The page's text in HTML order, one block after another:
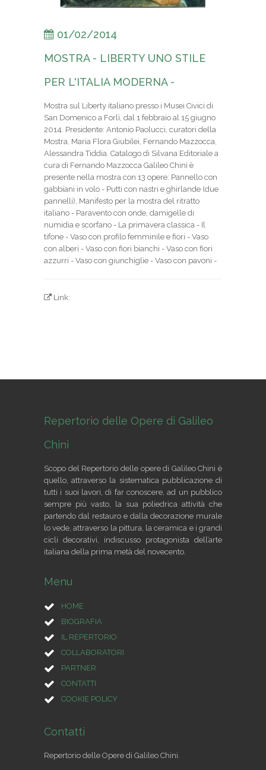
01/02/2014
MOSTRA - LIBERTY UNO STILE
PER L'ITALIA MODERNA -
Mostra sul Liberty italiano presso i Musei Civici di
San Domenico a Forlì, dal 1 febbraio al 15 giugno
2014. Presidente: Antonio Paolucci, curatori della
Mostra, Maria Flora Giubilei, Fernando Mazzocca,
Alessandra Tiddia. Catalogo di Silvana Editoriale a
cura di Fernando Mazzocca Galileo Chini è
presente nella mostra con 13 opere: Pannello con
gabbiani in volo - Putti con nastri e ghirlande (due
pannelli), Manifesto per la mostra del ritratto
italiano - Paravento con onde, damigelle di
numidia e scorfano - La primavera classica - Il
tifone - Vaso con profilo femminile e fiori - Vaso
con alberi - Vaso con fiori bianchi - Vaso con fiori
azzurri - Vaso con giunchiglie - Vaso con pavoni -
Link:
Repertorio delle Opere di Galileo
Chini
Scopo del Repertorio delle opere di Galileo Chini è
quello, attraverso la sistematica pubblicazione di
tutti i suoi lavori, di far conoscere, ad un pubblico
sempre più vasto, la sua poliedrica attività che
partendo dal restauro e dalla decorazione murale
lo vede, attraverso la pittura, la ceramica e i grandi
cicli decorativi, indiscusso protagonista dell’arte
italiana della prima metà del novecento.
Menu
HOME
BIOGRAFIA
IL REPERTORIO
COLLABORATORI
PARTNER
CONTATTI
COOKIE POLICY
Contatti
Repertorio delle Opere di Galileo Chini.